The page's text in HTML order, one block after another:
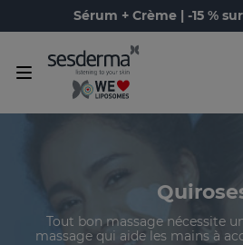
Sérum + Crème | -15 %
Tout bon massage nécessite
massage qui aide les mains à